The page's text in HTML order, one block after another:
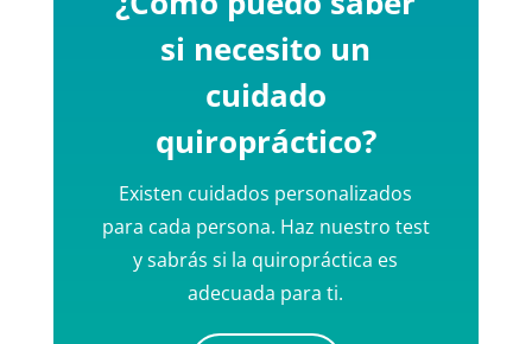
si necesito un
cuidado
quiropráctico?
Existen cuidados personalizados
para cada persona. Haz nuestro test
y sabrás si la quiropráctica es
adecuada para ti.